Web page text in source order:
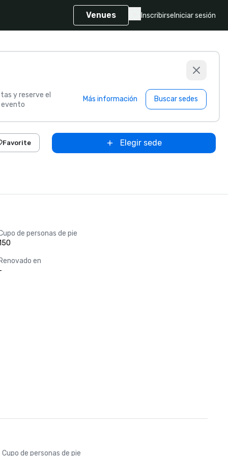
Venues Inscribirse Iniciar sesión
y reserve el
evento
Más información Buscar sedes
Favorite Elegir sede
de personas de pie
en
Cupo de personas de pie